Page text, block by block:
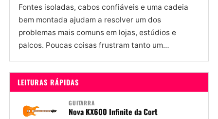
Fontes isoladas, cabos confiáveis e uma cadeia
bem montada ajudam a resolver um dos
problemas mais comuns em lojas, estúdios e
palcos. Poucas coisas frustram tanto um
LEITURAS RÁPIDAS
GUITARRA
Nova KX600 Infinite da Cort